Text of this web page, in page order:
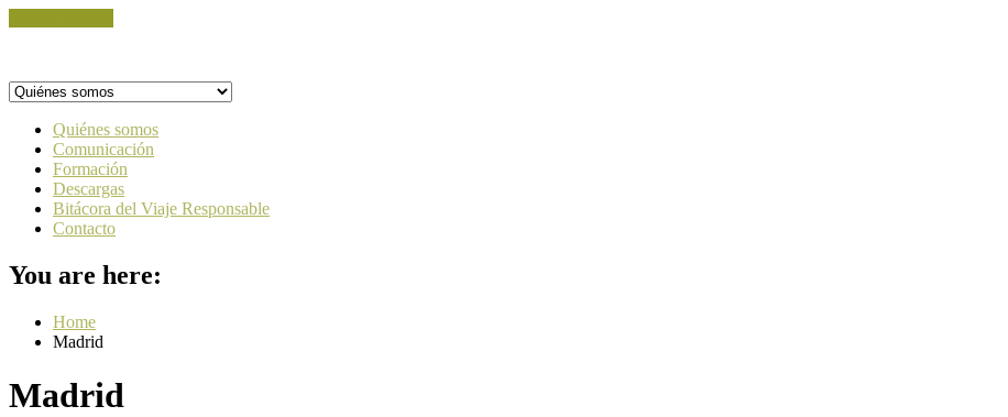
Quiénes somos
Comunicación
Formación
Descargas
Bitácora del Viaje Responsable
Contacto
You are here:
Home
Madrid
Madrid